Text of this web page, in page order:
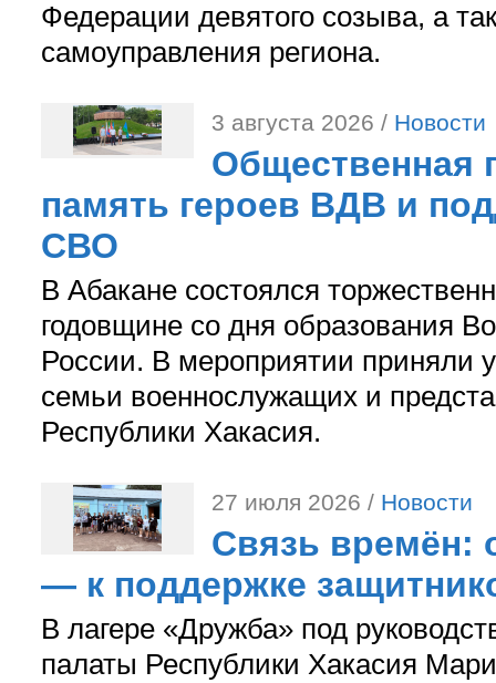
Федерации девятого созыва, а
самоуправления региона.
3 августа 2026 / Новости
Общественная
память героев ВДВ и
СВО
В Абакане состоялся
годовщине со дня образования
России. В мероприятии приняли
семьи военнослужащих и
Республики Хакасия.
27 июля 2026 / Новости
Связь времён:
— к поддержке
В лагере «Дружба» под
палаты Республики Хакасия